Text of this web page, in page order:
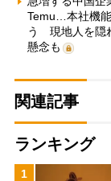
Temu…本社機
う 現地人を隠
懸念も
関連記事
ランキング
1